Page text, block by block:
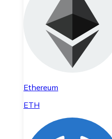
Ethereum
ETH